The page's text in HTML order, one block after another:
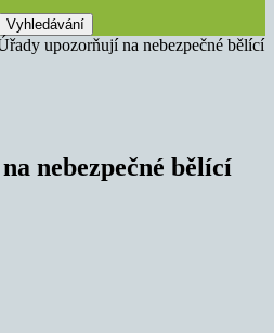
upozorňují na nebezpečné bělící
nebezpečné bělící